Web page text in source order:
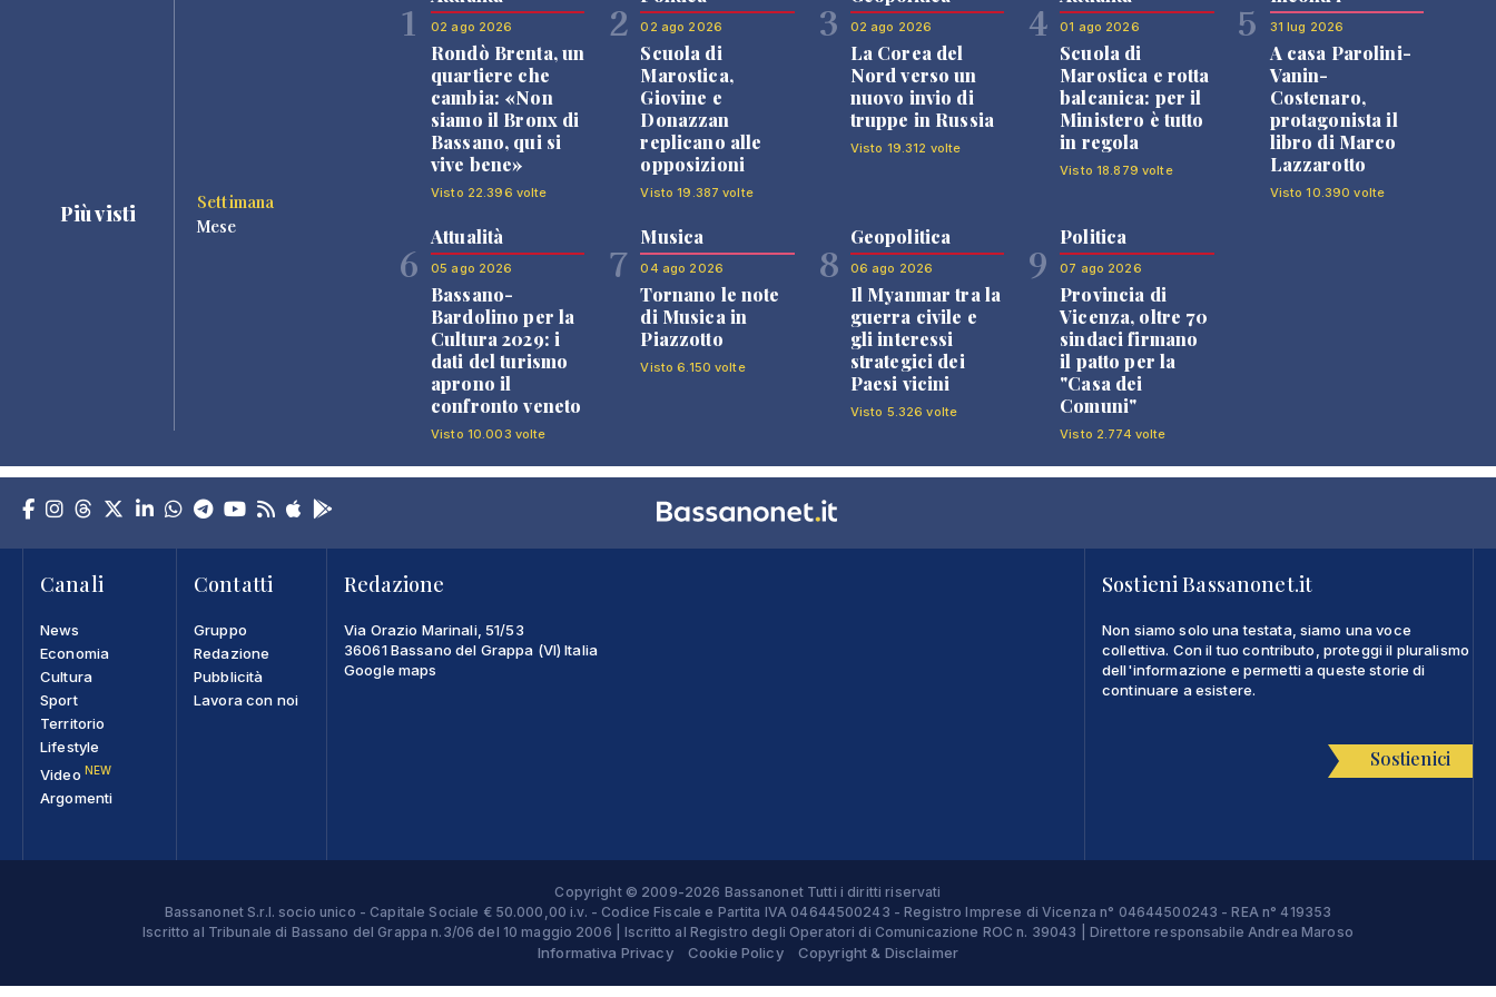
Più visti
Settimana
Mese
1 02 ago 2026
Rondò Brenta, un
quartiere che
cambia: «Non
siamo il Bronx di
Bassano, qui si
vive bene»
Visto 22.396 volte
2 02 ago 2026
Scuola di
Marostica,
Giovine e
Donazzan
replicano alle
opposizioni
Visto 19.387 volte
3 02 ago 2026
La Corea del
Nord verso un
nuovo invio di
truppe in Russia
Visto 19.312 volte
4 01 ago 2026
Scuola di
Marostica e rotta
balcanica: per il
Ministero è tutto
in regola
Visto 18.879 volte
5 31 lug 2026
A casa Parolini-
Vanin-
Costenaro,
protagonista il
libro di Marco
Lazzarotto
Visto 10.390 volte
6
Attualità
05 ago 2026
Bassano-
Bardolino per la
Cultura 2029: i
dati del turismo
aprono il
confronto veneto
Visto 10.003 volte
7
Musica
04 ago 2026
Tornano le note
di Musica in
Piazzotto
Visto 6.150 volte
8
Geopolitica
06 ago 2026
Il Myanmar tra la
guerra civile e
gli interessi
strategici dei
Paesi vicini
Visto 5.326 volte
9
Politica
07 ago 2026
Provincia di
Vicenza, oltre 70
sindaci firmano
il patto per la
"Casa dei
Comuni"
Visto 2.774 volte
Canali
News
Economia
Cultura
Sport
Territorio
Lifestyle
Video NEW
Argomenti
Contatti
Gruppo
Redazione
Pubblicità
Lavora con noi
Redazione
Via Orazio Marinali, 51/53
36061 Bassano del Grappa (VI) Italia
Google maps
Sostieni Bassanonet.it
Non siamo solo una testata, siamo una voce
collettiva. Con il tuo contributo, proteggi il pluralismo
dell'informazione e permetti a queste storie di
continuare a esistere.
Sostienici
Copyright © 2009-2026 Bassanonet Tutti i diritti riservati
Bassanonet S.r.l. socio unico - Capitale Sociale € 50.000,00 i.v. - Codice Fiscale e Partita IVA 04644500243 - Registro Imprese di Vicenza n° 04644500243 - REA n° 419353
Iscritto al Tribunale di Bassano del Grappa n.3/06 del 10 maggio 2006 | Iscritto al Registro degli Operatori di Comunicazione ROC n. 39043 | Direttore responsabile Andrea Maroso
Informativa Privacy Cookie Policy Copyright & Disclaimer